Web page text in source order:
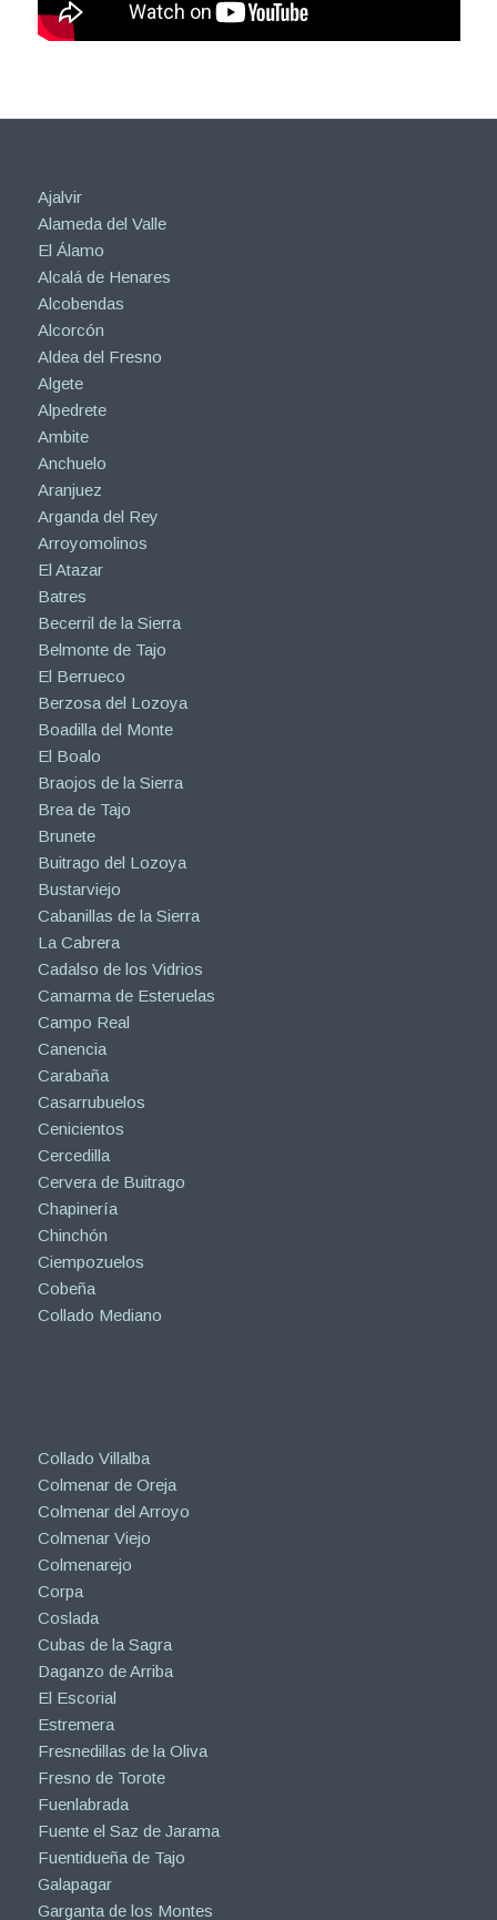
Ajalvir
Alameda del Valle
El Álamo
Alcalá de Henares
Alcobendas
Alcorcón
Aldea del Fresno
Algete
Alpedrete
Ambite
Anchuelo
Aranjuez
Arganda del Rey
Arroyomolinos
El Atazar
Batres
Becerril de la Sierra
Belmonte de Tajo
El Berrueco
Berzosa del Lozoya
Boadilla del Monte
El Boalo
Braojos de la Sierra
Brea de Tajo
Brunete
Buitrago del Lozoya
Bustarviejo
Cabanillas de la Sierra
La Cabrera
Cadalso de los Vidrios
Camarma de Esteruelas
Campo Real
Canencia
Carabaña
Casarrubuelos
Cenicientos
Cercedilla
Cervera de Buitrago
Chapinería
Chinchón
Ciempozuelos
Cobeña
Collado Mediano
Collado Villalba
Colmenar de Oreja
Colmenar del Arroyo
Colmenar Viejo
Colmenarejo
Corpa
Coslada
Cubas de la Sagra
Daganzo de Arriba
El Escorial
Estremera
Fresnedillas de la Oliva
Fresno de Torote
Fuenlabrada
Fuente el Saz de Jarama
Fuentidueña de Tajo
Galapagar
Garganta de los Montes